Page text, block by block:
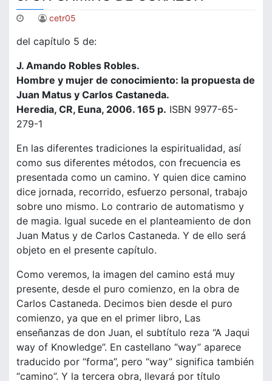
cetr05
del capítulo 5 de:
J. Amando Robles Robles.
Hombre y mujer de conocimiento: la propuesta de
Juan Matus y Carlos Castaneda.
Heredia, CR, Euna, 2006. 165 p. ISBN 9977-65-
279-1
En las diferentes tradiciones la espiritualidad, así
como sus diferentes métodos, con frecuencia es
presentada como un camino. Y quien dice camino
dice jornada, recorrido, esfuerzo personal, trabajo
sobre uno mismo. Lo contrario de automatismo y
de magia. Igual sucede en el planteamiento de don
Juan Matus y de Carlos Castaneda. Y de ello será
objeto en el presente capítulo.
Como veremos, la imagen del camino está muy
presente, desde el puro comienzo, en la obra de
Carlos Castaneda. Decimos bien desde el puro
comienzo, ya que en el primer libro, Las
enseñanzas de don Juan, el subtítulo reza “A Jaqui
way of Knowledge”. En castellano “way” aparece
traducido por “forma”, pero “way” significa también
“camino”. Y la tercera obra, llevará por título